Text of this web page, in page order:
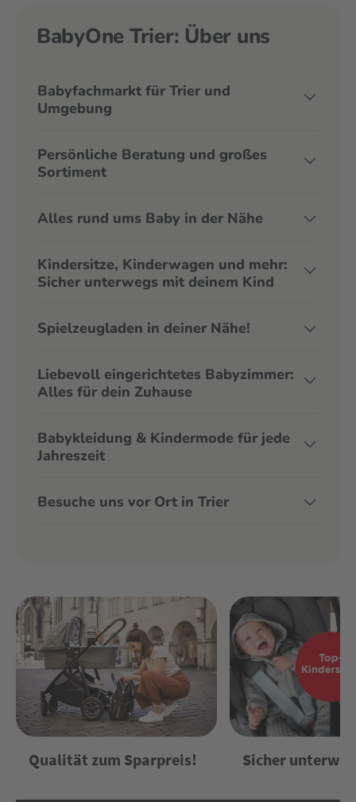
BabyOne Trier: Über uns
Babyfachmarkt für Trier und
Umgebung
Persönliche Beratung und großes
Sortiment
Alles rund ums Baby in der Nähe
Kindersitze, Kinderwagen und mehr:
Sicher unterwegs mit deinem Kind
Spielzeugladen in deiner Nähe!
Liebevoll eingerichtetes Babyzimmer:
Alles für dein Zuhause
Babykleidung & Kindermode für jede
Jahreszeit
Besuche uns vor Ort in Trier
Qualität zum Sparpreis! Sicher